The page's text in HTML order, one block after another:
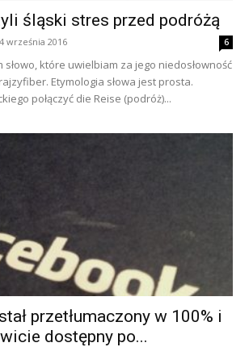
śląski stres przed podróżą
września 2016 6
słowo, które uwielbiam za jego niedosłowność
Etymologia słowa jest prosta.
połączyć die Reise (podróż)...
przetłumaczony w 100% i
dostępny po...